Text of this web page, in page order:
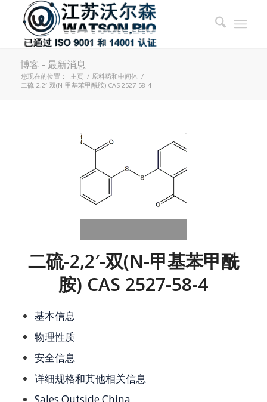
博客 - 最新消息
您现在的位置： 主页 / 原料药和中间体 /
二硫-2,2′-双(N-甲基苯甲酰胺) CAS 2527-58-4
二硫-2,2′-双(N-甲基苯甲酰
胺) CAS 2527-58-4
基本信息
物理性质
安全信息
详细规格和其他相关信息